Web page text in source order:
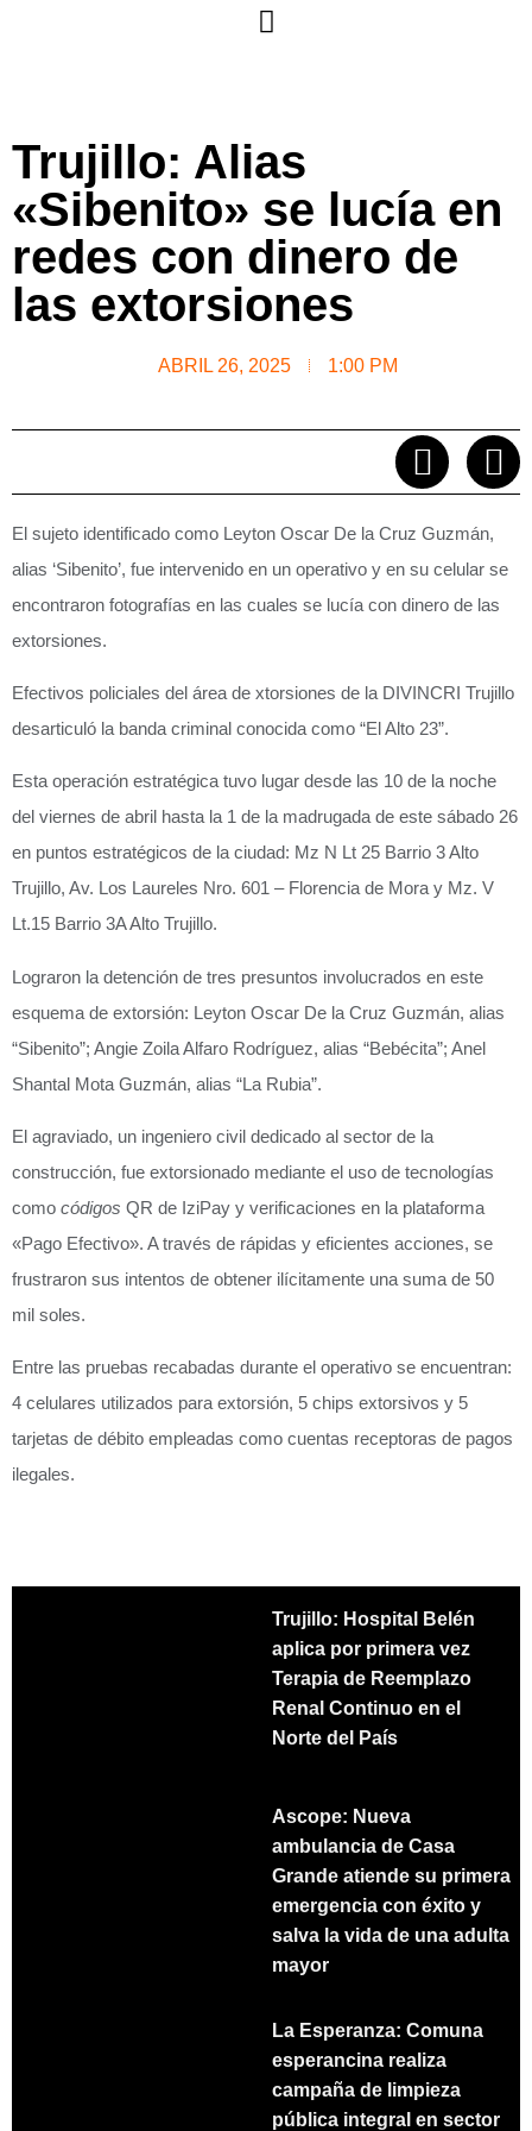
Trujillo: Alias
«Sibenito» se lucía en
redes con dinero de
las extorsiones
ABRIL 26, 2025 1:00 PM
El sujeto identificado como Leyton Oscar De la Cruz Guzmán,
alias ‘Sibenito’, fue intervenido en un operativo y en su celular se
encontraron fotografías en las cuales se lucía con dinero de las
extorsiones.
Efectivos policiales del área de xtorsiones de la DIVINCRI Trujillo
desarticuló la banda criminal conocida como “El Alto 23”.
Esta operación estratégica tuvo lugar desde las 10 de la noche
del viernes de abril hasta la 1 de la madrugada de este sábado 26
en puntos estratégicos de la ciudad: Mz N Lt 25 Barrio 3 Alto
Trujillo, Av. Los Laureles Nro. 601 – Florencia de Mora y Mz. V
Lt.15 Barrio 3A Alto Trujillo.
Lograron la detención de tres presuntos involucrados en este
esquema de extorsión: Leyton Oscar De la Cruz Guzmán, alias
“Sibenito”; Angie Zoila Alfaro Rodríguez, alias “Bebécita”; Anel
Shantal Mota Guzmán, alias “La Rubia”.
El agraviado, un ingeniero civil dedicado al sector de la
construcción, fue extorsionado mediante el uso de tecnologías
como códigos QR de IziPay y verificaciones en la plataforma
«Pago Efectivo». A través de rápidas y eficientes acciones, se
frustraron sus intentos de obtener ilícitamente una suma de 50
mil soles.
Entre las pruebas recabadas durante el operativo se encuentran:
4 celulares utilizados para extorsión, 5 chips extorsivos y 5
tarjetas de débito empleadas como cuentas receptoras de pagos
ilegales.
Trujillo: Hospital Belén
aplica por primera vez
Terapia de Reemplazo
Renal Continuo en el
Norte del País
Ascope: Nueva
ambulancia de Casa
Grande atiende su primera
emergencia con éxito y
salva la vida de una adulta
mayor
La Esperanza: Comuna
esperancina realiza
campaña de limpieza
pública integral en sector